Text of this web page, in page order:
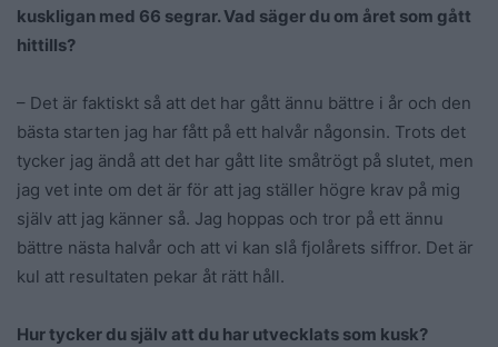
kuskligan med 66 segrar. Vad säger du om året som gått
hittills?
– Det är faktiskt så att det har gått ännu bättre i år och den
bästa starten jag har fått på ett halvår någonsin. Trots det
tycker jag ändå att det har gått lite småtrögt på slutet, men
jag vet inte om det är för att jag ställer högre krav på mig
själv att jag känner så. Jag hoppas och tror på ett ännu
bättre nästa halvår och att vi kan slå fjolårets siffror. Det är
kul att resultaten pekar åt rätt håll.
Hur tycker du själv att du har utvecklats som kusk?